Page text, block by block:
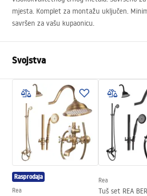
mjesta. Komplet za montažu uključen.
savršen za vašu kupaonicu.
Svojstva
Četkano
Materijal
Metal
Način montaže
Na vijke
Širina
112mm
Visina
700mm
Dubina
55mm
Jamstvo
Rasprodaja
Rea
Rea
Tuš set REA